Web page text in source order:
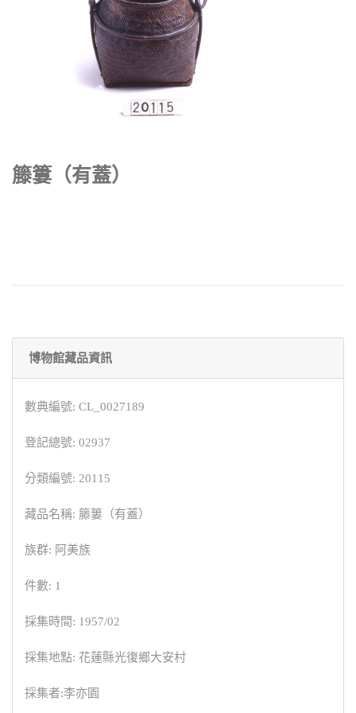
籐簍（有蓋）
博物館藏品資訊
數典編號: CL_0027189
登記總號: 02937
分類編號: 20115
藏品名稱: 籐簍（有蓋）
族群: 阿美族
件數: 1
採集時間: 1957/02
採集地點: 花蓮縣光復鄉大安村
採集者:李亦園